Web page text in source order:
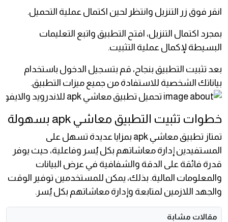
انقر فوق زر التنزيل وانتظر لحين اكتمال عملية التحميل.
بمجرد اكتمال التنزيل، افتح التطبيق واتبع التعليمات
البسيطة لإكمال عملية التثبيت.
بعد تثبيت التطبيق بنجاح، قم بتسجيل الدخول باستخدام
بياناتك الشخصية للاستفادة من جميع ميزات التطبيق.
خطوات تثبيت التطبيق معاشي apk بسهولة
تمتاز تطبيق معاشي apk بمزايا عديدة تسهل على
المستفيدين إدارة معاشاتهم بكل يُسر وفاعلية، حيث يوفر
قدرة فائقة على الدقة والشفافية في عرض البيانات
والمعلومات المالية. بذلك، يمكن للمستخدمين توفير الوقت
والجهد اللازمين لمتابعة وإدارة معاشاتهم بكل يُسر.
مقالات مشابة